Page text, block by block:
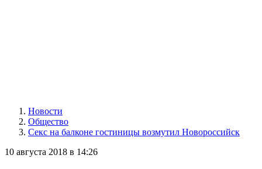
Новости
Общество
Секс на балконе гостиницы возмутил Новороссийск
10 августа 2018 в 14:26